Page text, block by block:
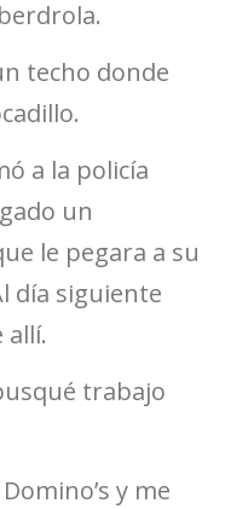
techo donde
a la policía
un
le pegara a su
día siguiente
allí.
trabajo
y me